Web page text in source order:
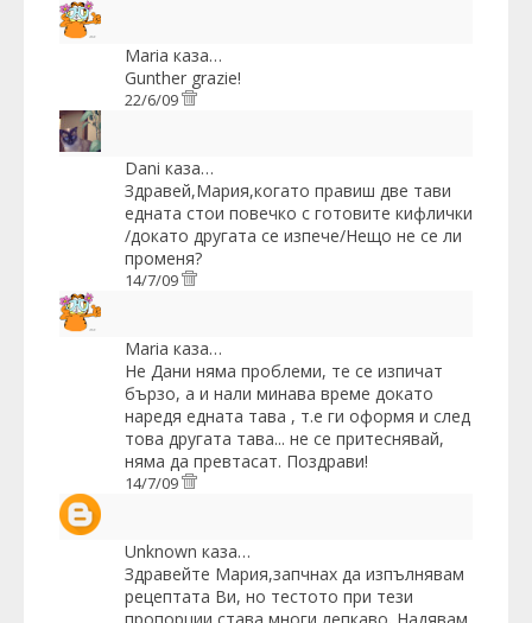
Maria каза…
Gunther grazie!
22/6/09
Dani каза…
Здравей,Мария,когато правиш две тави
едната стои повечко с готовите кифлички
/докато другата се изпече/Нещо не се ли
променя?
14/7/09
Maria каза…
Не Дани няма проблеми, те се изпичат
бързо, а и нали минава време докато
наредя едната тава , т.е ги оформя и след
това другата тава... не се притеснявай,
няма да превтасат. Поздрави!
14/7/09
Unknown каза…
Здравейте Мария,запчнах да изпълнявам
рецептата Ви, но тестото при тези